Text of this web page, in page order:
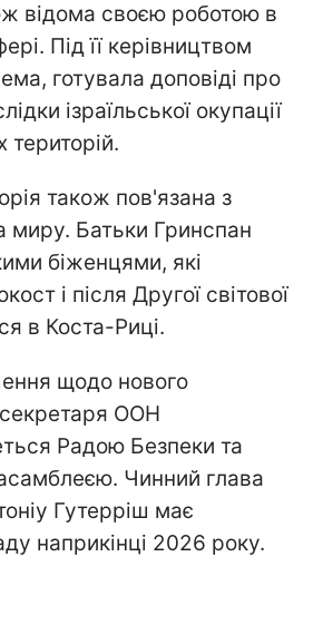
відома своєю роботою в
Під її керівництвом
готувала доповіді про
ізраїльської окупації
територій.
також пов'язана з
миру. Батьки Гринспан
біженцями, які
і після Другої світової
в Коста-Риці.
щодо нового
ООН
Радою Безпеки та
Чинний глава
Гутерріш має
наприкінці 2026 року.